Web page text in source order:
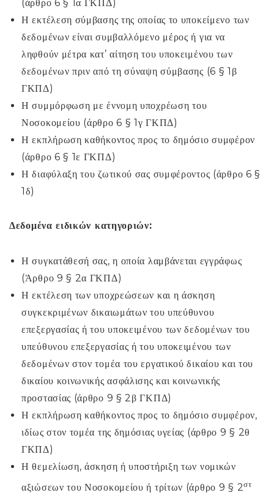
(άρθρο 6 § 1α ΓΚΠΔ)
Η εκτέλεση σύμβασης της οποίας το υποκείμενο των
δεδομένων είναι συμβαλλόμενο μέρος ή για να
ληφθούν μέτρα κατ’ αίτηση του υποκειμένου των
δεδομένων πριν από τη σύναψη σύμβασης (6 § 1β
ΓΚΠΔ)
Η συμμόρφωση με έννομη υποχρέωση του
Νοσοκομείου (άρθρο 6 § 1γ ΓΚΠΔ)
Η εκπλήρωση καθήκοντος προς το δημόσιο συμφέρον
(άρθρο 6 § 1ε ΓΚΠΔ)
Η διαφύλαξη του ζωτικού σας συμφέροντος (άρθρο 6 §
1δ)
Δεδομένα ειδικών κατηγοριών:
Η συγκατάθεσή σας, η οποία λαμβάνεται εγγράφως
(Άρθρο 9 § 2α ΓΚΠΔ)
Η εκτέλεση των υποχρεώσεων και η άσκηση
συγκεκριμένων δικαιωμάτων του υπεύθυνου
επεξεργασίας ή του υποκειμένου των δεδομένων του
υπεύθυνου επεξεργασίας ή του υποκειμένου των
δεδομένων στον τομέα του εργατικού δικαίου και του
δικαίου κοινωνικής ασφάλισης και κοινωνικής
προστασίας (άρθρο 9 § 2β ΓΚΠΔ)
Η εκπλήρωση καθήκοντος προς το δημόσιο συμφέρον,
ιδίως στον τομέα της δημόσιας υγείας (άρθρο 9 § 2θ
ΓΚΠΔ)
Η θεμελίωση, άσκηση ή υποστήριξη των νομικών
αξιώσεων του Νοσοκομείου ή τρίτων (άρθρο 9 § 2στ